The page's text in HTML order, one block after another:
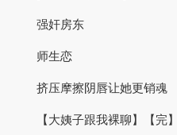
强奸房东
师生恋
挤压摩擦阴唇让她更销魂
【大姨子跟我裸聊】【完】